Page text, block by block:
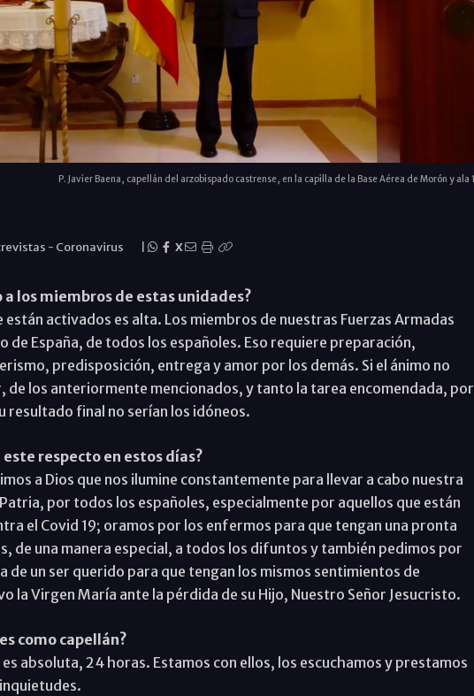
P. Javier Baena, capellán del arzobispado castrense, en la capilla de la Base Aérea de Morón y ala
- Coronavirus X
los miembros de estas unidades?
están activados es alta. Los miembros de nuestras Fuerzas Armadas
de España, de todos los españoles. Eso requiere preparación,
predisposición, entrega y amor por los demás. Si el ánimo no
de los anteriormente mencionados, y tanto la tarea encomendada, por
resultado final no serían los idóneos.
respecto en estos días?
a Dios que nos ilumine constantemente para llevar a cabo nuestra
por todos los españoles, especialmente por aquellos que están
el Covid 19; oramos por los enfermos para que tengan una pronta
de una manera especial, a todos los difuntos y también pedimos por
de un ser querido para que tengan los mismos sentimientos de
la Virgen María ante la pérdida de su Hijo, Nuestro Señor Jesucristo.
como capellán?
absoluta, 24 horas. Estamos con ellos, los escuchamos y prestamos